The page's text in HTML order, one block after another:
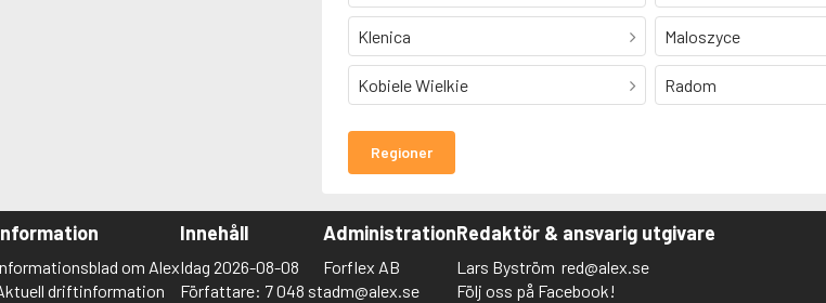
Klenica
Kobiele Wielkie
Maloszyce
Radom
Regioner
om Alex
driftinformation
Innehåll
Idag 2026-08-08
Författare: 7 048 st
Administration
Forflex AB
adm@alex.se
Redaktör & ansvarig utgivare
Lars Byström red@alex.se
Följ oss på Facebook!